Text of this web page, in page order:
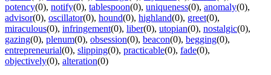
potency(0), notify(0), tablespoon(0), uniqueness(0), anomaly(0),
advisor(0), oscillator(0), hound(0), highland(0), greet(0),
miraculous(0), infringement(0), liber(0), utopian(0), nostalgic(0),
gazing(0), plenum(0), obsession(0), beacon(0), begging(0),
entrepreneurial(0), slipping(0), practicable(0), fade(0),
objectively(0), alteration(0)